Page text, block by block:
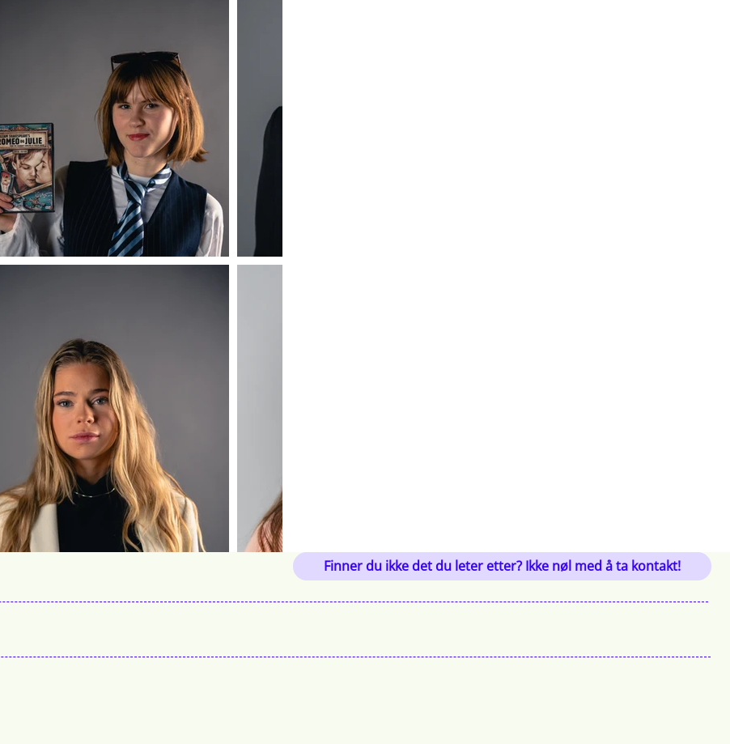
Finner du ikke det du leter etter? Ikke nøl med å ta kontakt!